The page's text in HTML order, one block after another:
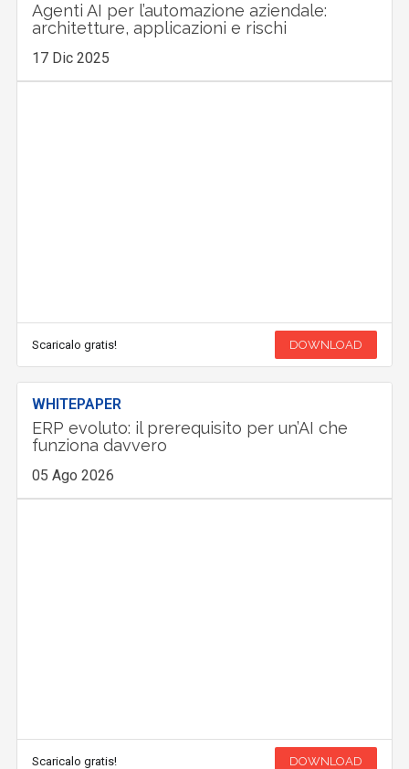
Agenti AI per l’automazione aziendale:
architetture, applicazioni e rischi
17 Dic 2025
Scaricalo gratis! DOWNLOAD
WHITEPAPER
ERP evoluto: il prerequisito per un’AI che
funziona davvero
05 Ago 2026
Scaricalo gratis! DOWNLOAD